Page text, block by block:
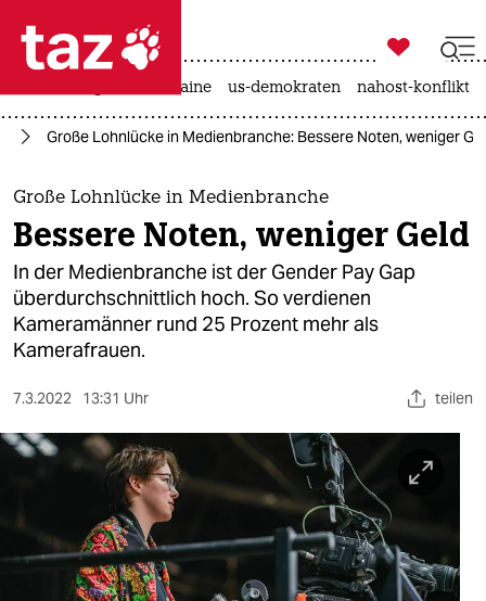
 taz zahl ich
taz zahl ich
themen
politik
öko
gesellschaft
kultur
sport
nord
wahrheit

taz zahl ich
krieg in der ukraine us-demokraten nahost-konflikt
Große Lohnlücke in Medienbranche: Bessere Noten, weniger
Große Lohnlücke in Medienbranche
Bessere Noten, weniger Geld
In der Medienbranche ist der Gender Pay Gap
überdurchschnittlich hoch. So verdienen
Kameramänner rund 25 Prozent mehr als
Kamerafrauen.
7.3.2022 13:31 Uhr teilen